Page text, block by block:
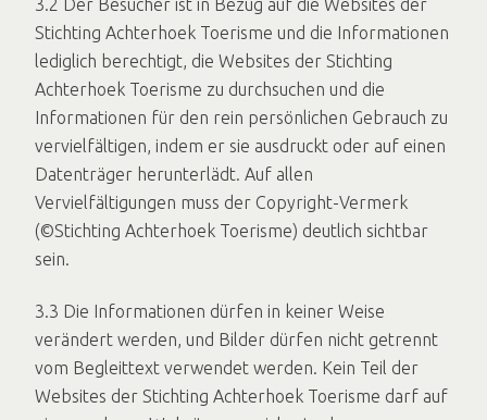
3.2 Der Besucher ist in Bezug auf die Websites der
Stichting Achterhoek Toerisme und die Informationen
lediglich berechtigt, die Websites der Stichting
Achterhoek Toerisme zu durchsuchen und die
Informationen für den rein persönlichen Gebrauch zu
vervielfältigen, indem er sie ausdruckt oder auf einen
Datenträger herunterlädt. Auf allen
Vervielfältigungen muss der Copyright-Vermerk
(©Stichting Achterhoek Toerisme) deutlich sichtbar
sein.
3.3 Die Informationen dürfen in keiner Weise
verändert werden, und Bilder dürfen nicht getrennt
vom Begleittext verwendet werden. Kein Teil der
Websites der Stichting Achterhoek Toerisme darf auf